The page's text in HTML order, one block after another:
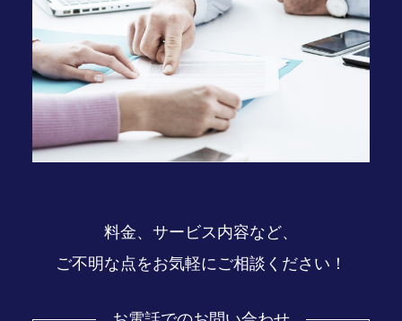
料金、サービス内容など、
ご不明な点をお気軽にご相談ください！